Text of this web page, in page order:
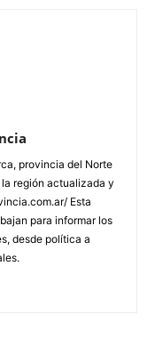
provincia del Norte
región actualizada y
Esta
para informar los
desde política a